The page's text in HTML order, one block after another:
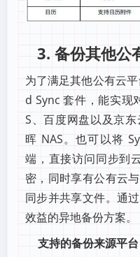
3. 备份其他公
为了满足其他公有云
d Sync 套件，能实现
S、百度网盘以及京
晖 NAS。也可以将
端，直接访问同步到
密，同时享有公有云
同步并共享文件。通
效益的异地备份方案。
支持的备份来源平台